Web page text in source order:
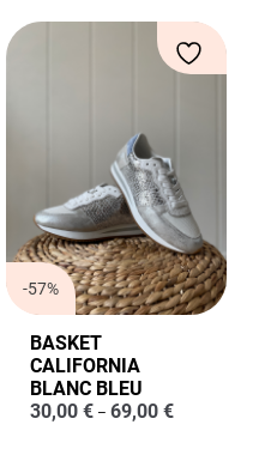
-57%
BASKET
CALIFORNIA
BLANC BLEU
30,00 €– 69,00 €